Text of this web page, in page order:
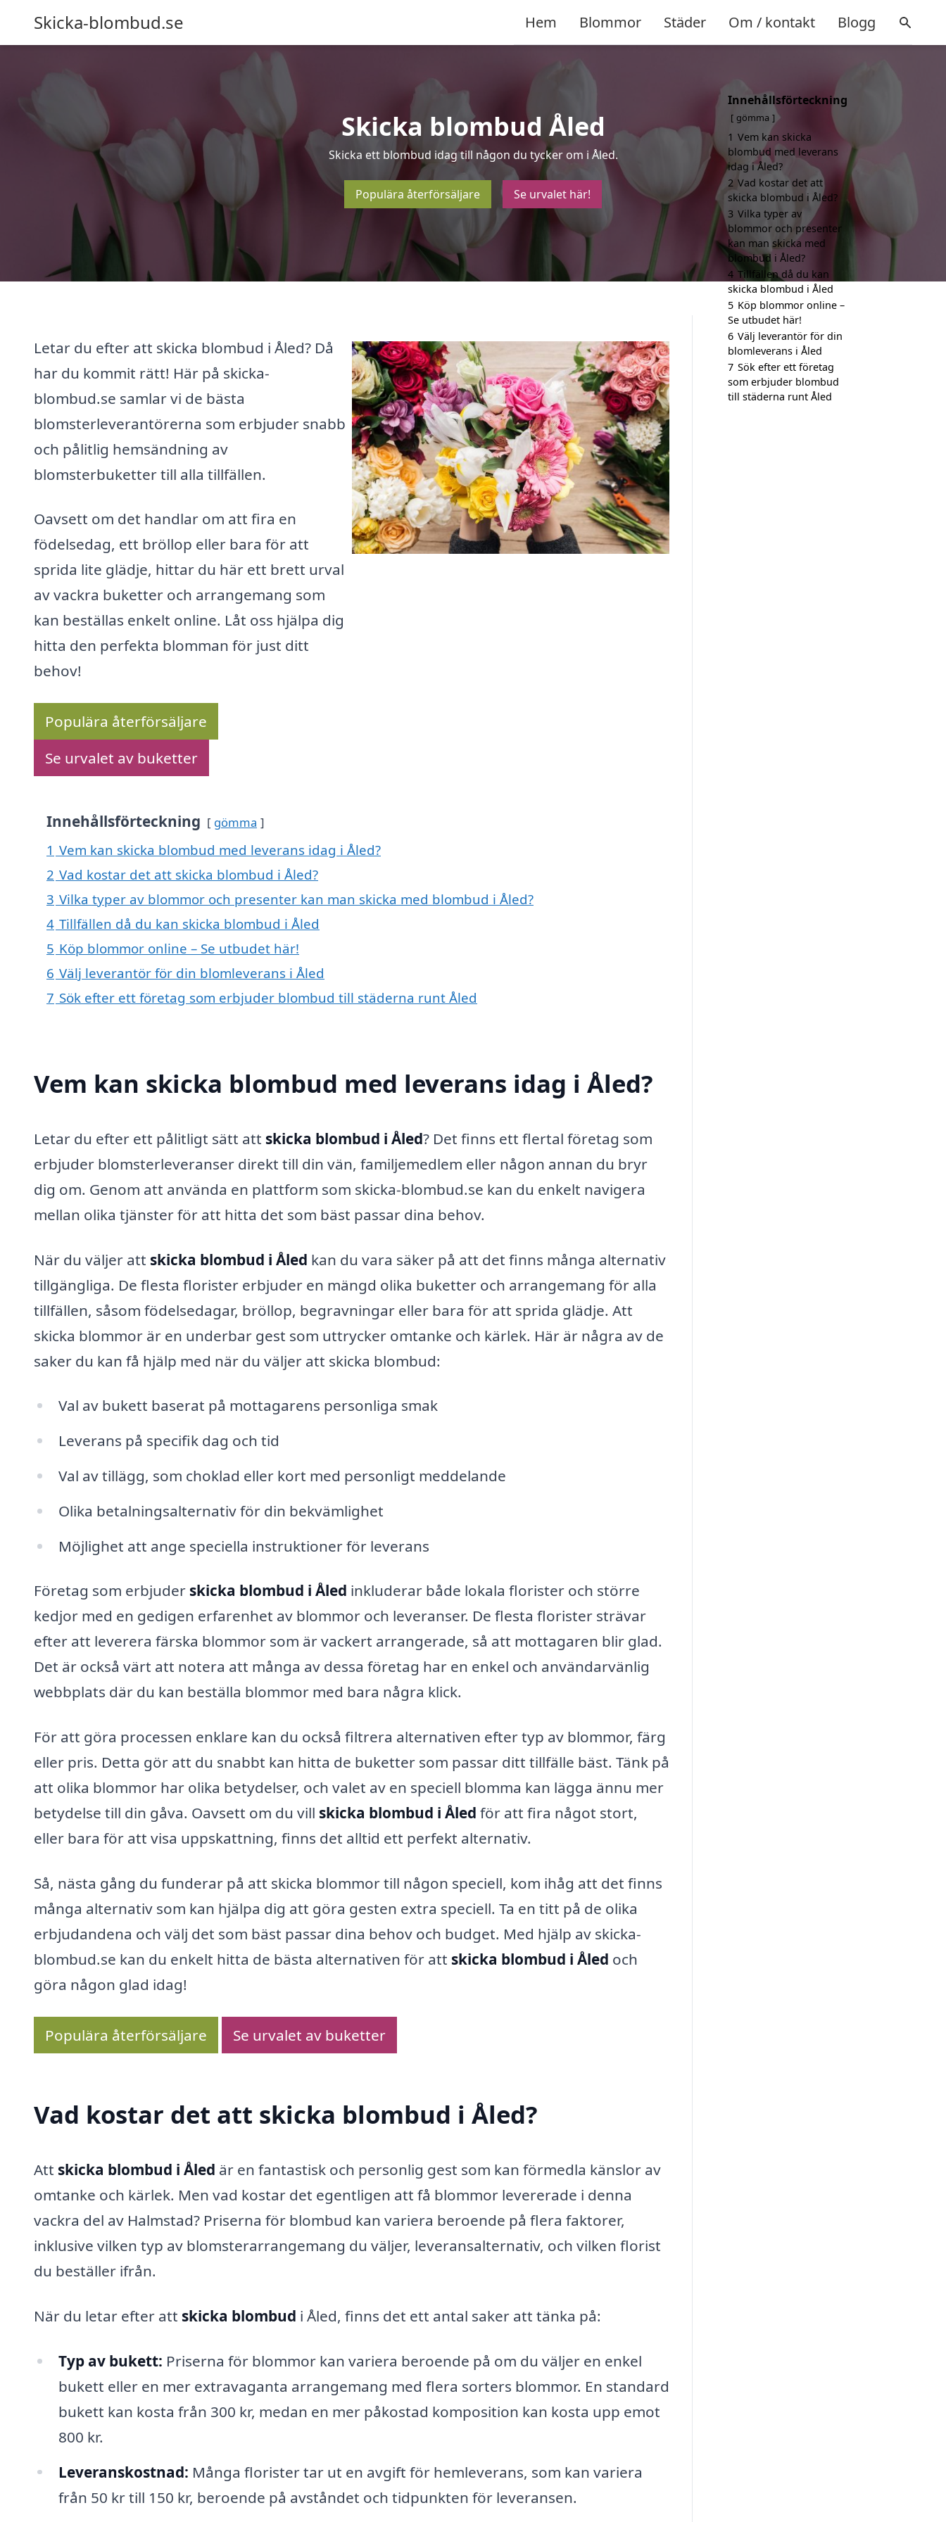
Skicka-blombud.se Hem Blommor Städer Om / kontakt Blogg
Skicka blombud Åled
Skicka ett blombud idag till någon du tycker om i Åled.
Populära återförsäljare Se urvalet här!
Letar du efter att skicka blombud i Åled? Då
har du kommit rätt! Här på skicka-
blombud.se samlar vi de bästa
blomsterleverantörerna som erbjuder snabb
och pålitlig hemsändning av
blomsterbuketter till alla tillfällen.
Oavsett om det handlar om att fira en
födelsedag, ett bröllop eller bara för att
sprida lite glädje, hittar du här ett brett urval
av vackra buketter och arrangemang som
kan beställas enkelt online. Låt oss hjälpa dig
hitta den perfekta blomman för just ditt
behov!
Populära återförsäljare
Se urvalet av buketter
Innehållsförteckning gömma
1 Vem kan skicka blombud med leverans idag i Åled?
2 Vad kostar det att skicka blombud i Åled?
3 Vilka typer av blommor och presenter kan man skicka med blombud i Åled?
4 Tillfällen då du kan skicka blombud i Åled
5 Köp blommor online – Se utbudet här!
6 Välj leverantör för din blomleverans i Åled
7 Sök efter ett företag som erbjuder blombud till städerna runt Åled
Vem kan skicka blombud med leverans idag i Åled?
Letar du efter ett pålitligt sätt att skicka blombud i Åled? Det finns ett flertal företag som
erbjuder blomsterleveranser direkt till din vän, familjemedlem eller någon annan du bryr
dig om. Genom att använda en plattform som skicka-blombud.se kan du enkelt navigera
mellan olika tjänster för att hitta det som bäst passar dina behov.
När du väljer att skicka blombud i Åled kan du vara säker på att det finns många alternativ
tillgängliga. De flesta florister erbjuder en mängd olika buketter och arrangemang för alla
tillfällen, såsom födelsedagar, bröllop, begravningar eller bara för att sprida glädje. Att
skicka blommor är en underbar gest som uttrycker omtanke och kärlek. Här är några av de
saker du kan få hjälp med när du väljer att skicka blombud:
Val av bukett baserat på mottagarens personliga smak
Leverans på specifik dag och tid
Val av tillägg, som choklad eller kort med personligt meddelande
Olika betalningsalternativ för din bekvämlighet
Möjlighet att ange speciella instruktioner för leverans
Företag som erbjuder skicka blombud i Åled inkluderar både lokala florister och större
kedjor med en gedigen erfarenhet av blommor och leveranser. De flesta florister strävar
efter att leverera färska blommor som är vackert arrangerade, så att mottagaren blir glad.
Det är också värt att notera att många av dessa företag har en enkel och användarvänlig
webbplats där du kan beställa blommor med bara några klick.
För att göra processen enklare kan du också filtrera alternativen efter typ av blommor, färg
eller pris. Detta gör att du snabbt kan hitta de buketter som passar ditt tillfälle bäst. Tänk på
att olika blommor har olika betydelser, och valet av en speciell blomma kan lägga ännu mer
betydelse till din gåva. Oavsett om du vill skicka blombud i Åled för att fira något stort,
eller bara för att visa uppskattning, finns det alltid ett perfekt alternativ.
Så, nästa gång du funderar på att skicka blommor till någon speciell, kom ihåg att det finns
många alternativ som kan hjälpa dig att göra gesten extra speciell. Ta en titt på de olika
erbjudandena och välj det som bäst passar dina behov och budget. Med hjälp av skicka-
blombud.se kan du enkelt hitta de bästa alternativen för att skicka blombud i Åled och
göra någon glad idag!
Populära återförsäljare Se urvalet av buketter
Vad kostar det att skicka blombud i Åled?
Att skicka blombud i Åled är en fantastisk och personlig gest som kan förmedla känslor av
omtanke och kärlek. Men vad kostar det egentligen att få blommor levererade i denna
vackra del av Halmstad? Priserna för blombud kan variera beroende på flera faktorer,
inklusive vilken typ av blomsterarrangemang du väljer, leveransalternativ, och vilken florist
du beställer ifrån.
När du letar efter att skicka blombud i Åled, finns det ett antal saker att tänka på:
Typ av bukett: Priserna för blommor kan variera beroende på om du väljer en enkel
bukett eller en mer extravaganta arrangemang med flera sorters blommor. En standard
bukett kan kosta från 300 kr, medan en mer påkostad komposition kan kosta upp emot
800 kr.
Leveranskostnad: Många florister tar ut en avgift för hemleverans, som kan variera
från 50 kr till 150 kr, beroende på avståndet och tidpunkten för leveransen.
Innehållsförteckning
gömma
1 Vem kan skicka
blombud med leverans
idag i Åled?
2 Vad kostar det att
skicka blombud i Åled?
3 Vilka typer av
blommor och presenter
kan man skicka med
blombud i Åled?
4 Tillfällen då du kan
skicka blombud i Åled
5 Köp blommor online –
Se utbudet här!
6 Välj leverantör för din
blomleverans i Åled
7 Sök efter ett företag
som erbjuder blombud
till städerna runt Åled